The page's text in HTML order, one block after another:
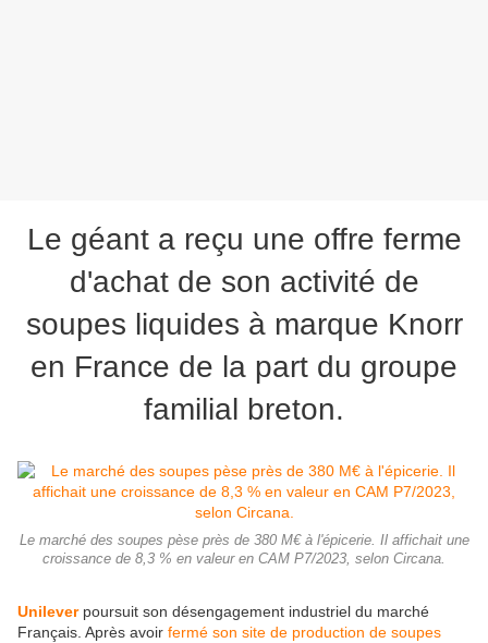
Le géant a reçu une offre ferme
d'achat de son activité de
soupes liquides à marque Knorr
en France de la part du groupe
familial breton.
Le marché des soupes pèse près de 380 M€ à l'épicerie. Il affichait une
croissance de 8,3 % en valeur en CAM P7/2023, selon Circana.
Unilever poursuit son désengagement industriel du marché
Français. Après avoir fermé son site de production de soupes